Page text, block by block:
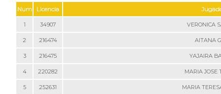
Num Licencia
1 34907 VERONICA
2 216474 AITANA
3 216475 YAJAIRA
4 220282 MARIA JOSE
5 252631 MARIA